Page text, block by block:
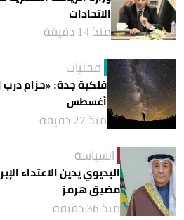
الاتحادات
منذ 14 دقيقة
محليات
فلكية جدة: «حزام درب
أغسطس
منذ 27 دقيقة
السياسة
البديوي يدين الاعتداء
مضيق هرمز
منذ 36 دقيقة